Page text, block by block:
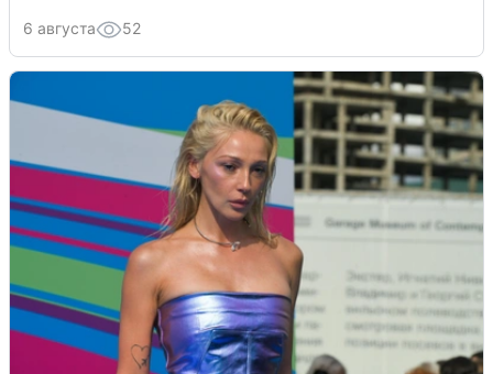
6 августа 52